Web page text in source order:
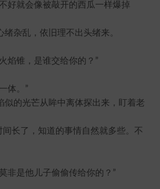
就会像被敲开的西瓜一样爆掉
杂乱，依旧理不出头绪来。
锥，是谁交给你的？”
体。”
的光芒从眸中离体探出来，盯着老
长了，知道的事情自然就多些。不
是他儿子偷偷传给你的？”